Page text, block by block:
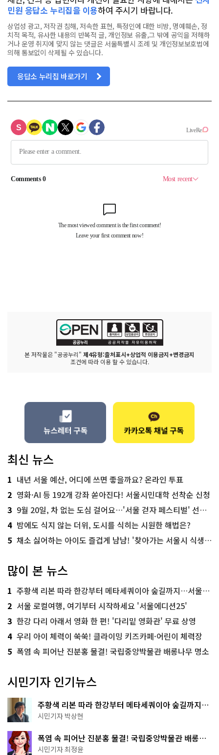
민원 응답소 누리집을 이용하여 주시기 바랍니다.
상업성 광고, 저작권 침해, 저속한 표현, 특정인에 대한 비방, 명예훼손, 정
치적 목적, 유사한 내용의 반복적 글, 개인정보 유출,그 밖에 공익을 저해하
거나 운영 취지에 맞지 않는 댓글은 서울특별시 조례 및 개인정보보호법에
의해 통보없이 삭제될 수 있습니다.
응답소 누리집 바로가기
본 저작물은 "공공누리" 제4유형:출처표시+상업적 이용금지+변경금지
조건에 따라 이용 할 수 있습니다.
최신 뉴스
1 내년 서울 예산, 어디에 쓰면 좋을까요? 온라인 투표
2 영화·AI 등 192개 강좌 쏟아진다! 서울시민대학 선착순 신청
3 9월 20일, 차 없는 도심 걸어요…'서울 걷자 페스티벌' 선착순 5천명
4 밤에도 식지 않는 더위, 도시를 식히는 시원한 해법은?
5 채소 싫어하는 아이도 즐겁게 냠냠! '찾아가는 서울시 식생활 교육' 현장
많이 본 뉴스
1 주황색 리본 따라 한강부터 메타세쿼이아 숲길까지…서울둘레길 15코스
2 서울 로컬여행, 여기부터 시작하세요 '서울에디션25'
3 한강 다리 아래서 영화 한 편! '다리밑 영화관' 무료 상영
4 우리 아이 체력이 쑥쑥! 클라이밍 키즈카페·어린이 체력장
5 폭염 속 피어난 진분홍 물결! 국립중앙박물관 배롱나무 명소
시민기자 인기뉴스
주황색 리본 따라 한강부터 메타세쿼이아 숲길까지…
서울둘레길 15코스
시민기자 박상현
폭염 속 피어난 진분홍 물결! 국립중앙박물관 배롱나
무 명소
시민기자 최정윤